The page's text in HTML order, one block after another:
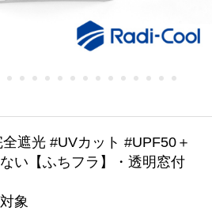
遮光 #UVカット #UPF50＋
い【ふちフラ】・透明窓付
象